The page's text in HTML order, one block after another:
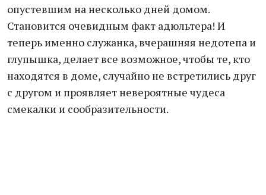
опустевшим на несколько дней домом.
Становится очевидным факт адюльтера! И
теперь именно служанка, вчерашняя недотепа и
глупышка, делает все возможное, чтобы те, кто
находятся в доме, случайно не встретились друг
с другом и проявляет невероятные чудеса
смекалки и сообразительности.